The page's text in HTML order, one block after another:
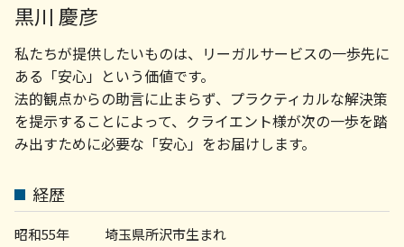
入居 トラブル
不動産 退去トラブル
売掛金 未回収
債権 取り立て
法人 破産 スケジュール
売掛金 払っ てくれ ない
会社 法務
売掛金 督促
法務 顧問
相続問題 弁護士 相談 世田谷区
不動産トラブル 弁護士 相談 川崎市
債権回収 弁護士 相談 横浜市
顧問弁護士 相談 横浜市
顧問弁護士 相談 町田市
顧問弁護士 菊名
企業法務 菊名
不動産トラブル 弁護士 相談 世田谷区
黒川 慶彦
私たちが提供したいものは、リーガルサービスの一歩先に
ある「安心」という価値です。
法的観点からの助言に止まらず、プラクティカルな解決策
を提示することによって、クライエント様が次の一歩を踏
み出すために必要な「安心」をお届けします。
経歴
昭和55年
埼玉県所沢市生まれ